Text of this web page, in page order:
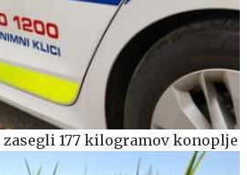
177 kilogramov konoplje